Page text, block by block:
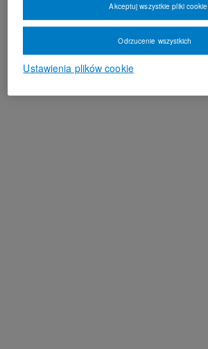
Ustawienia plików cookie
Odrzucenie wszystkich
Akceptuj wszystkie pliki cookie